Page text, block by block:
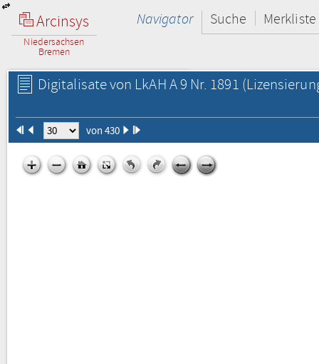
Arcinsys
Niedersachsen
Bremen
Navigator Suche Merkliste
Digitalisate von LkAH A 9 Nr. 1891
von 430